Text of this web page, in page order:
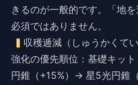
きるのが一般的です。「地
必須ではありません。
収穫逓減（しゅうかくてい
強化の優先順位：基礎キッ
円錐（+15%）→ 星5光円錐